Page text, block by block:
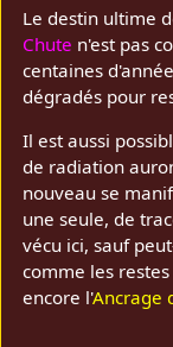
Le destin ultime
Chute n'est pas
centaines
dégradés pour
Il est aussi
de radiation
nouveau se
une seule, de
vécu ici, sauf
comme les
encore l'Ancrage